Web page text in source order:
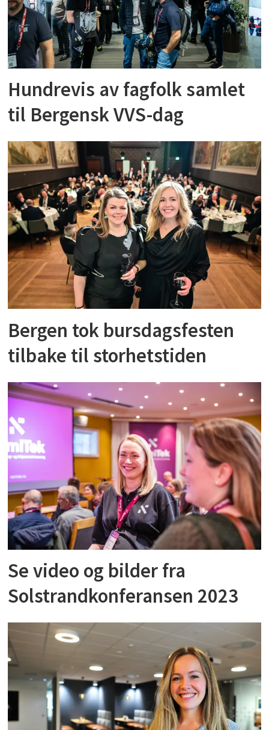
Hundrevis av fagfolk samlet
til Bergensk VVS-dag
Bergen tok bursdagsfesten
tilbake til storhetstiden
Se video og bilder fra
Solstrandkonferansen 2023